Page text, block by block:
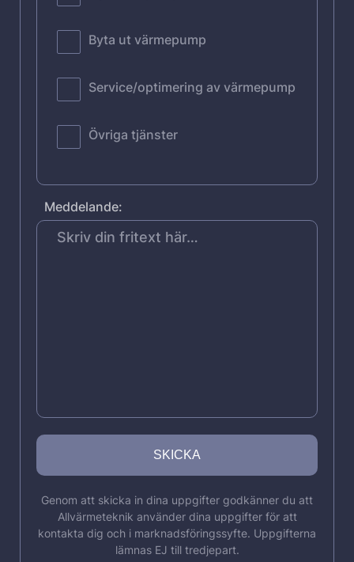
Byta ut värmepump
Service/optimering av värmepump
Övriga tjänster
Meddelande:
Genom att skicka in dina uppgifter godkänner du att
Allvärmeteknik använder dina uppgifter för att
kontakta dig och i marknadsföringssyfte. Uppgifterna
lämnas EJ till tredjepart.